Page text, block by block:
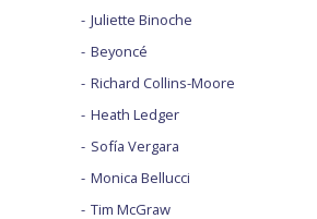
Juliette Binoche
Beyoncé
Richard Collins-Moore
Heath Ledger
Sofía Vergara
Monica Bellucci
Tim McGraw